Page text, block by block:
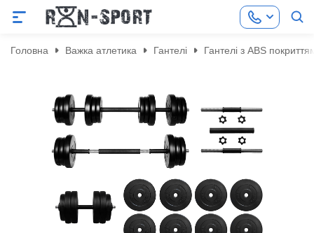
Головна Важка атлетика Гантелі Гантелі з ABS